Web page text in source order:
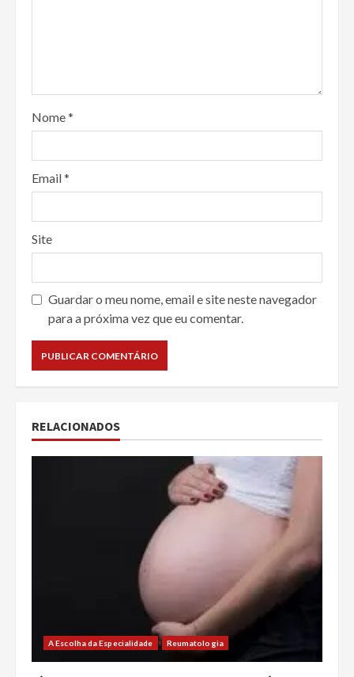
Nome*
Email*
Site
Guardar o meu nome, email e site neste navegador
para a próxima vez que eu comentar.
RELACIONADOS
A Escolha da Especialidade Reumatologia